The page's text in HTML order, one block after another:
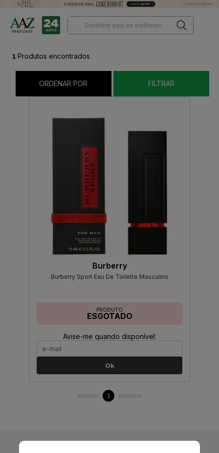
1 Produtos encontrados
ORDENAR POR FILTRAR
Burberry
Burberry Sport Eau De Toilette Masculino
PRODUTO
ESGOTADO
Avise-me quando disponível:
Ok
anterior 1 próximo